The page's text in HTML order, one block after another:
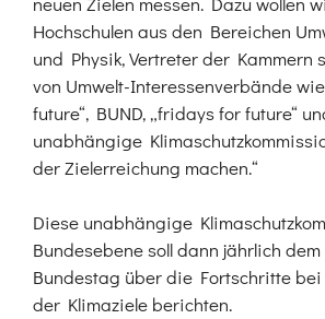
Hochschulen aus den Bereichen
und Physik, Vertreter der Kammern
von Umwelt-Interessenverbände
future“, BUND, „fridays for future“
unabhängige
der Zielerreichung machen.“
Diese unabhängige
Bundesebene soll dann jährlich
Bundestag über die Fortschritte
der Klimaziele berichten.